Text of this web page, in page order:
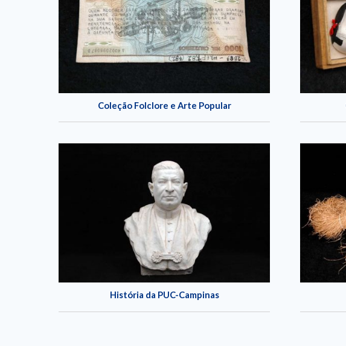
Coleção Folclore e Arte Popular
História da PUC-Campinas